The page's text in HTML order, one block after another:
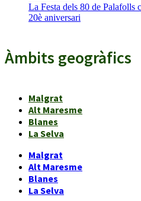
La Festa dels 80 de Palafolls
20è aniversari
Àmbits geogràfics
Malgrat
Alt Maresme
Blanes
La Selva
Malgrat
Alt Maresme
Blanes
La Selva